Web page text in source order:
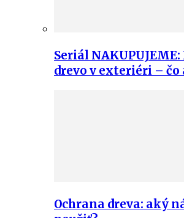
Seriál
drevo v exteriéri – čo
Ochrana dreva: aký